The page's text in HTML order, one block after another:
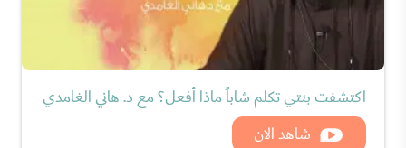
اكتشفت بنتي تكلم شاباً ماذا أفعل؟ مع د. هاني الغامدي
شاهد الان